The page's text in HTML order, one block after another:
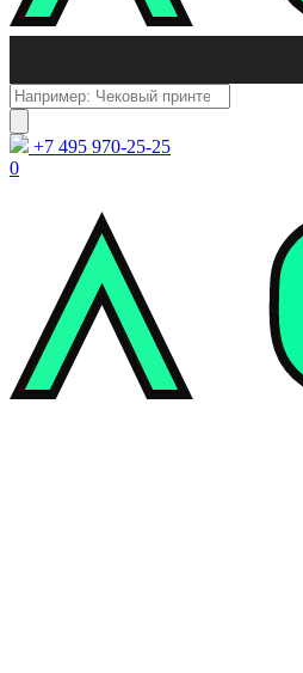
Поиск
товаров
+7 495 970-25-25
0